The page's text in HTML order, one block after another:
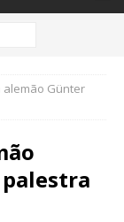
alemão Günter